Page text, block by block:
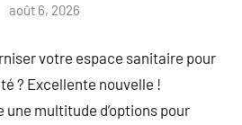
août 6, 2026
votre espace sanitaire pour
? Excellente nouvelle !
multitude d’options pour